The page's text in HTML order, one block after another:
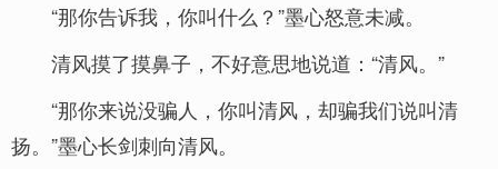
“那你告诉我，你叫什么？”墨心怒意未减。
清风摸了摸鼻子，不好意思地说道：“清风。”
“那你来说没骗人，你叫清风，却骗我们说叫清
扬。”墨心长剑刺向清风。